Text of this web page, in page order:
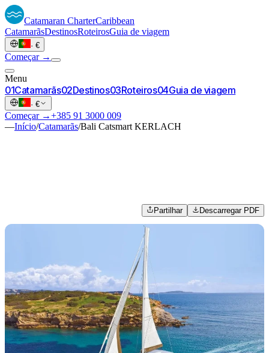
Catamaran CharterCaribbean
CatamarãsDestinosRoteirosGuia de viagem
· €
Começar →
Menu
01Catamarãs02Destinos03Roteiros04Guia de viagem
· €
Começar →+385 91 3000 009
—Início/Catamarãs/Bali Catsmart KERLACH
Partilhar Descarregar PDF